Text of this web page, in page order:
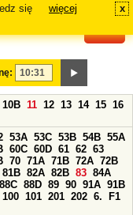
się
więcej x
10B 11 12 13 14 15 16
53A 53C 53B 54B 55A
60C 60D 61 62 63
70 71A 71B 72A 72B
81B 82A 82B 83 84A
88C 88D 89 90 91A 91B
100 101 201 202 6.
F1